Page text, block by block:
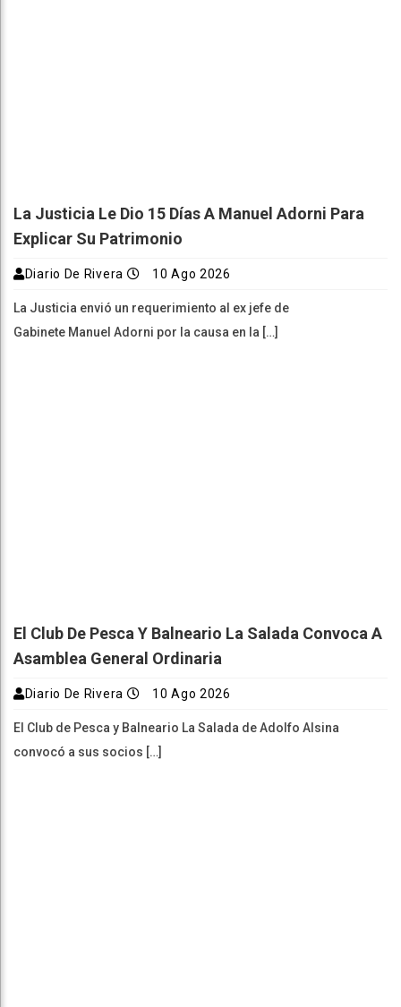
La Justicia Le Dio 15 Días A Manuel Adorni Para
Explicar Su Patrimonio
Diario De Rivera 10 Ago 2026
La Justicia envió un requerimiento al ex jefe de
Gabinete Manuel Adorni por la causa en la […]
El Club De Pesca Y Balneario La Salada Convoca A
Asamblea General Ordinaria
Diario De Rivera 10 Ago 2026
El Club de Pesca y Balneario La Salada de Adolfo Alsina
convocó a sus socios […]